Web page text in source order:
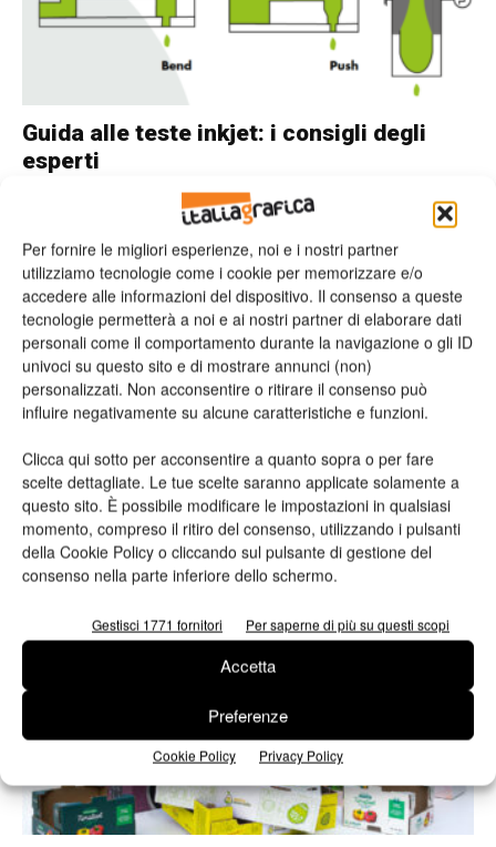
Per fornire le migliori esperienze, noi e i nostri partner
utilizziamo tecnologie come i cookie per memorizzare e/o
accedere alle informazioni del dispositivo. Il consenso a queste
tecnologie permetterà a noi e ai nostri partner di elaborare dati
personali come il comportamento durante la navigazione o gli ID
univoci su questo sito e di mostrare annunci (non)
personalizzati. Non acconsentire o ritirare il consenso può
influire negativamente su alcune caratteristiche e funzioni.
Clicca qui sotto per acconsentire a quanto sopra o per fare
scelte dettagliate. Le tue scelte saranno applicate solamente a
questo sito. È possibile modificare le impostazioni in qualsiasi
momento, compreso il ritiro del consenso, utilizzando i pulsanti
della Cookie Policy o cliccando sul pulsante di gestione del
consenso nella parte inferiore dello schermo.
Gestisci 1771 fornitori Per saperne di più su questi scopi
Accetta
Preferenze
Cookie Policy Privacy Policy
Guida alle teste inkjet: i consigli degli
esperti
e Valeria Teruzzi
Supporti
I supporti per la stampa inkjet, tra sfide e
opportunità
29/06/2022